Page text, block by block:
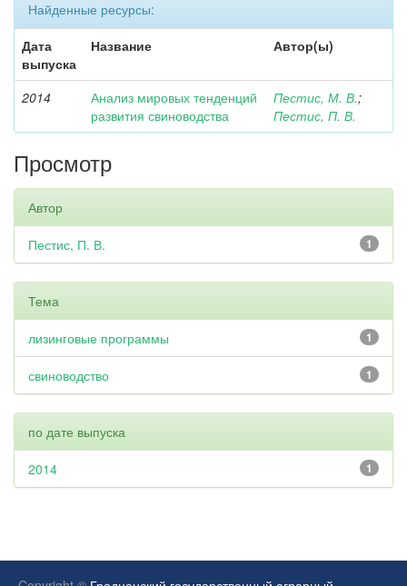
Найденные ресурсы:
Дата
выпуска
Название Автор(ы)
2014
Анализ мировых тенденций
развития свиноводства
Пестис, М. В.;
Пестис, П. В.
Просмотр
Автор
1
Пестис, П. В.
Тема
1
лизинговые программы
1
свиноводство
по дате выпуска
1
2014